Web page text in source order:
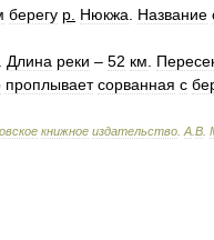
берегу р Нюкжа Название
Длина реки – 52 км
проплывает сорванная с
книжное издательство А В